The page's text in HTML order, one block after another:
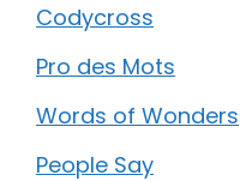
Codycross
Pro des Mots
Words of Wonders
People Say